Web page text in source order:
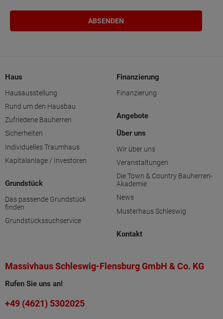
Haus
Hausausstellung
Rund um den Hausbau
Zufriedene Bauherren
Sicherheiten
Individuelles Traumhaus
Kapitalanlage / Investoren
Grundstück
Das passende Grundstück
finden
Grundstückssuchservice
Finanzierung
Finanzierung
Angebote
Über uns
Wir über uns
Veranstaltungen
Die Town & Country Bauherren-
Akademie
News
Musterhaus Schleswig
Kontakt
Massivhaus Schleswig-Flensburg GmbH & Co. KG
Rufen Sie uns an!
+49 (4621) 5302025